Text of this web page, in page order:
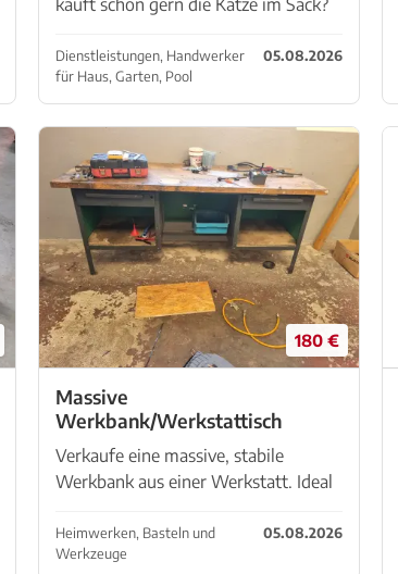
stellen wir uns an dieser Stelle mit
unserem Unternehmen vor: Die
Firma Möller Mallorca ist ...
Dienstleistungen, Handwerker
für Haus, Garten, Pool
05.08.2026
180 €
Massive
Werkbank/Werkstattisch
Verkaufe eine massive, stabile
Werkbank aus einer Werkstatt. Ideal
Hobbywerkstatt oder Handwerker.
stabile Metallkonstruktion robuste
Heimwerken, Basteln und
Werkzeuge
05.08.2026